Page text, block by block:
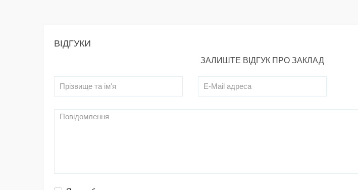
ВІДГУКИ
ЗАЛИШТЕ ВІДГУК ПРО ЗАКЛАД